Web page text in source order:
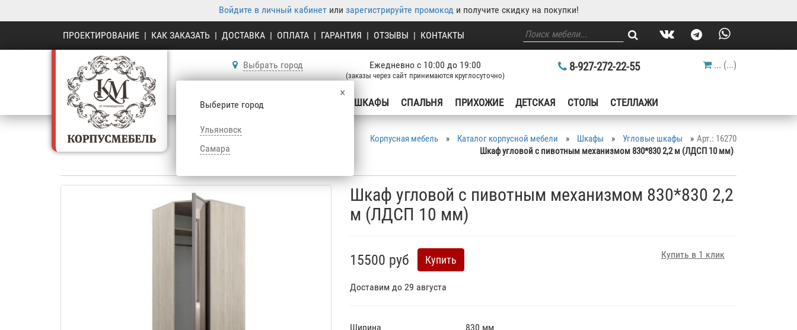
Войдите в личный кабинетили зарегистрируйте промокод и получите скидку на покупки!
ПРОЕКТИРОВАНИЕ | КАК ЗАКАЗАТЬ | ДОСТАВКА | ОПЛАТА | ГАРАНТИЯ | ОТЗЫВЫ | КОНТАКТЫ
Выбрать город
×
Выберите город
Ульяновск
Самара
Ежедневно с 10:00 до 19:00
(заказы через сайт принимаются круглосуточно)
8-927-272-22-55 ... (...)
КУХНЯ ШКАФЫ СПАЛЬНЯ ПРИХОЖИЕ ДЕТСКАЯ СТОЛЫ СТЕЛЛАЖИ
Арт.: 16270
Корпусная мебель » Каталог корпусной мебели » Шкафы » Угловые шкафы
»
Шкаф угловой с пивотным механизмом 830*830 2,2 м (ЛДСП 10 мм)
Шкаф угловой с пивотным механизмом 830*830 2,2
м (ЛДСП 10 мм)
Купить в 1 клик
15500 руб Купить
Доставим до 29 августа
Ширина 830 мм